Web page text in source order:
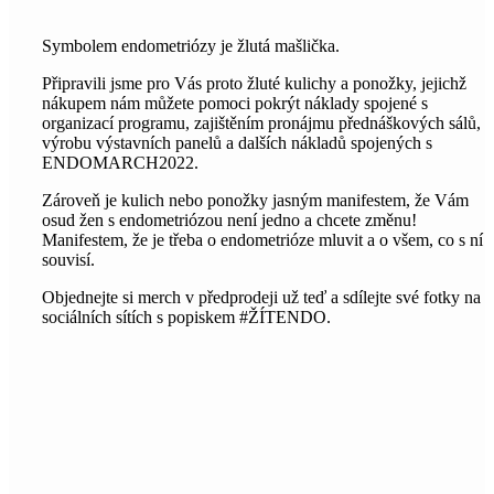
Symbolem endometriózy je žlutá mašlička.
Připravili jsme pro Vás proto žluté kulichy a ponožky, jejichž
nákupem nám můžete pomoci pokrýt náklady spojené s
organizací programu, zajištěním pronájmu přednáškových sálů,
výrobu výstavních panelů a dalších nákladů spojených s
ENDOMARCH2022.
Zároveň je kulich nebo ponožky jasným manifestem, že Vám
osud žen s endometriózou není jedno a chcete změnu!
Manifestem, že je třeba o endometrióze mluvit a o všem, co s ní
souvisí.
Objednejte si merch v předprodeji už teď a sdílejte své fotky na
sociálních sítích s popiskem #ŽÍTENDO.